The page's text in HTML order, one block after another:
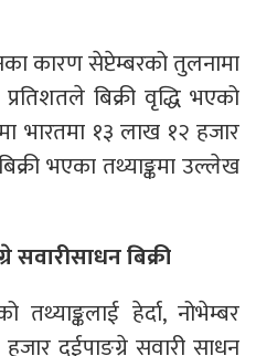
कारण सेप्टेम्बरको तुलनामा
बिक्री वृद्धि भएको
भारतमा १३ लाख १२ हजार
भएका तथ्याङ्कमा उल्लेख
सवारीसाधन बिक्री
तथ्याङ्कलाई हेर्दा, नोभेम्बर
दुईपाङ्ग्रे सवारी साधन